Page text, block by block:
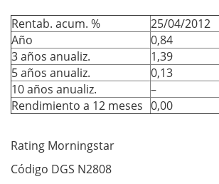
Rentab. acum. %
25/04/2012
Año
0,84
3 años anualiz.
1,39
5 años anualiz.
0,13
10 años anualiz.
–
Rendimiento a 12 meses 0,00
Rating Morningstar
Código DGS N2808